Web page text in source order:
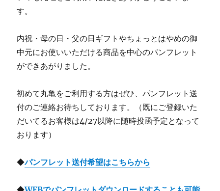
す。
内祝・母の日・父の日ギフトやちょっとはやめの御
中元にお使いいただける商品を中心のパンフレット
ができあがりました。
初めて丸亀をご利用する方はぜひ、パンフレット送
付のご連絡お待ちしております。（既にご登録いた
だいてるお客様は4/27以降に随時投函予定となって
おります）
◆パンフレット送付希望はこちらから